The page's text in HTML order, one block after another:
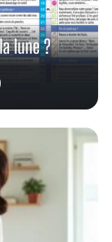
lune ?